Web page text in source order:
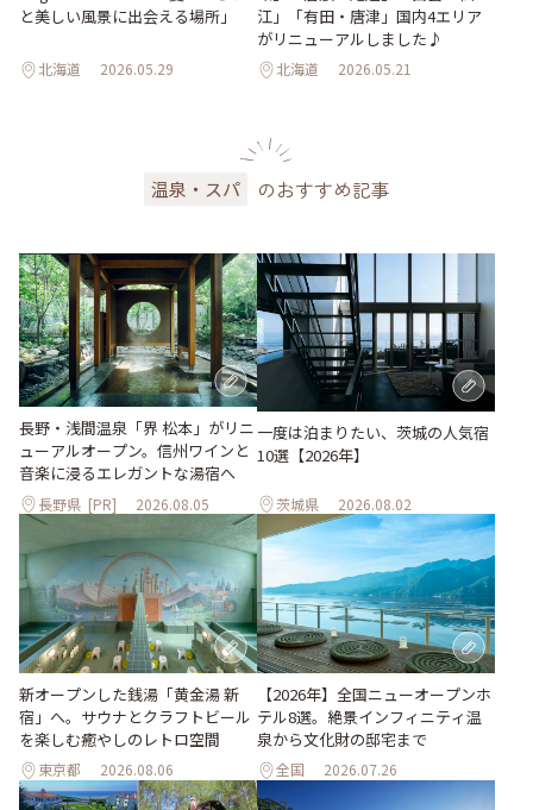
と美しい風景に出会える場所」
北海道 2026.05.29
江」「有田・唐津」国内4エリア
がリニューアルしました♪
北海道 2026.05.21
温泉・スパ のおすすめ記事
長野・浅間温泉「界 松本」がリニ
ューアルオープン。信州ワインと
音楽に浸るエレガントな湯宿へ
長野県 [PR] 2026.08.05
一度は泊まりたい、茨城の人気宿
10選【2026年】
茨城県 2026.08.02
新オープンした銭湯「黄金湯 新
宿」へ。サウナとクラフトビール
を楽しむ癒やしのレトロ空間
東京都 2026.08.06
【2026年】全国ニューオープンホ
テル8選。絶景インフィニティ温
泉から文化財の邸宅まで
全国 2026.07.26